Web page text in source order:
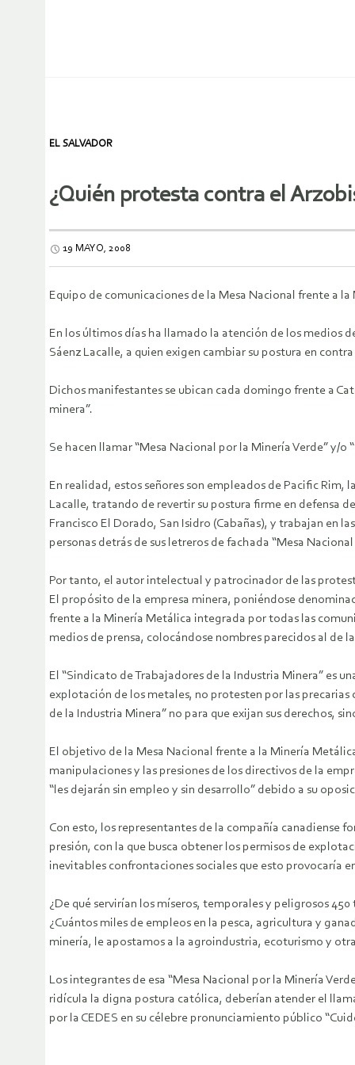
EL SALVADOR
¿Quién protesta contra el
19 MAYO, 2008
Equipo de comunicaciones de la Mesa Nacional frente a
En los últimos días ha llamado la atención de los medios
Sáenz Lacalle, a quien exigen cambiar su postura en
Dichos manifestantes se ubican cada domingo frente a
minera”.
Se hacen llamar “Mesa Nacional por la Minería Verde” y/
En realidad, estos señores son empleados de Pacific Rim,
Lacalle, tratando de revertir su postura firme en defensa
Francisco El Dorado, San Isidro (Cabañas), y trabajan en
personas detrás de sus letreros de fachada “Mesa
Por tanto, el autor intelectual y patrocinador de las
El propósito de la empresa minera, poniéndose
frente a la Minería Metálica integrada por todas las
medios de prensa, colocándose nombres parecidos al de
El “Sindicato de Trabajadores de la Industria Minera” es
explotación de los metales, no protesten por las precarias
de la Industria Minera” no para que exijan sus derechos,
El objetivo de la Mesa Nacional frente a la Minería
manipulaciones y las presiones de los directivos de la
“les dejarán sin empleo y sin desarrollo” debido a su
Con esto, los representantes de la compañía canadiense
presión, con la que busca obtener los permisos de
inevitables confrontaciones sociales que esto provocaría
¿De qué servirían los míseros, temporales y peligrosos
¿Cuántos miles de empleos en la pesca, agricultura y
minería, le apostamos a la agroindustria, ecoturismo y
Los integrantes de esa “Mesa Nacional por la Minería
ridícula la digna postura católica, deberían atender el
por la CEDES en su célebre pronunciamiento público